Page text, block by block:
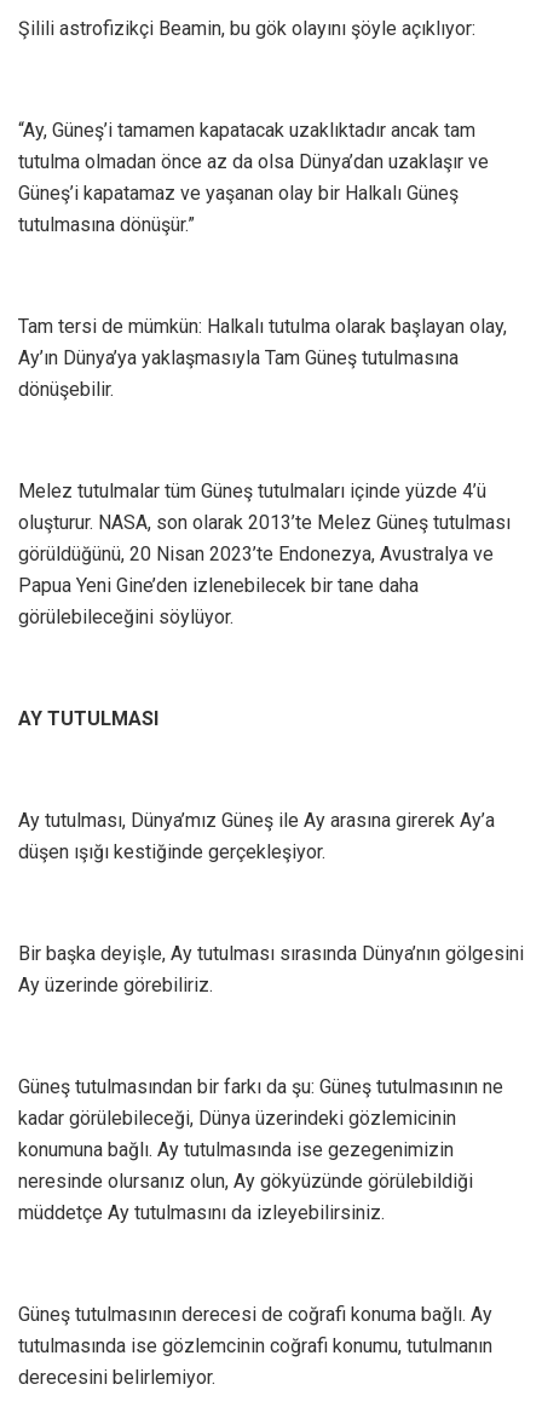
Şilili astrofizikçi Beamin, bu gök olayını şöyle açıklıyor:
“Ay, Güneş’i tamamen kapatacak uzaklıktadır ancak tam
tutulma olmadan önce az da olsa Dünya’dan uzaklaşır ve
Güneş’i kapatamaz ve yaşanan olay bir Halkalı Güneş
tutulmasına dönüşür.”
Tam tersi de mümkün: Halkalı tutulma olarak başlayan olay,
Ay’ın Dünya’ya yaklaşmasıyla Tam Güneş tutulmasına
dönüşebilir.
Melez tutulmalar tüm Güneş tutulmaları içinde yüzde 4’ü
oluşturur. NASA, son olarak 2013’te Melez Güneş tutulması
görüldüğünü, 20 Nisan 2023’te Endonezya, Avustralya ve
Papua Yeni Gine’den izlenebilecek bir tane daha
görülebileceğini söylüyor.
AY TUTULMASI
Ay tutulması, Dünya’mız Güneş ile Ay arasına girerek Ay’a
düşen ışığı kestiğinde gerçekleşiyor.
Bir başka deyişle, Ay tutulması sırasında Dünya’nın gölgesini
Ay üzerinde görebiliriz.
Güneş tutulmasından bir farkı da şu: Güneş tutulmasının ne
kadar görülebileceği, Dünya üzerindeki gözlemicinin
konumuna bağlı. Ay tutulmasında ise gezegenimizin
neresinde olursanız olun, Ay gökyüzünde görülebildiği
müddetçe Ay tutulmasını da izleyebilirsiniz.
Güneş tutulmasının derecesi de coğrafi konuma bağlı. Ay
tutulmasında ise gözlemcinin coğrafi konumu, tutulmanın
derecesini belirlemiyor.